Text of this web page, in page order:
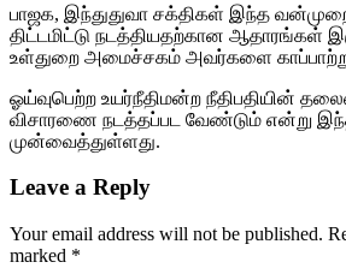
பாஜக, இந்துதுவா சக்திகள் இந்த
திட்டமிட்டு நடத்தியதற்கான ஆதாரங்கள்
உள்துறை அமைச்சகம் அவர்களை
ஓய்வுபெற்ற உயர்நீதிமன்ற நீதிபதியின்
விசாரணை நடத்தப்பட வேண்டும் என்று
முன்வைத்துள்ளது.
Leave a Reply
Your email address will not be published.
marked *